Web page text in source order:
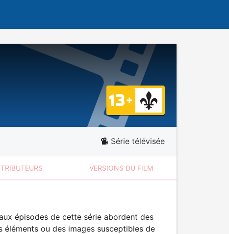
Série télévisée
VERSIONS DU FILM
épisodes de cette série abordent des
ou des images susceptibles de